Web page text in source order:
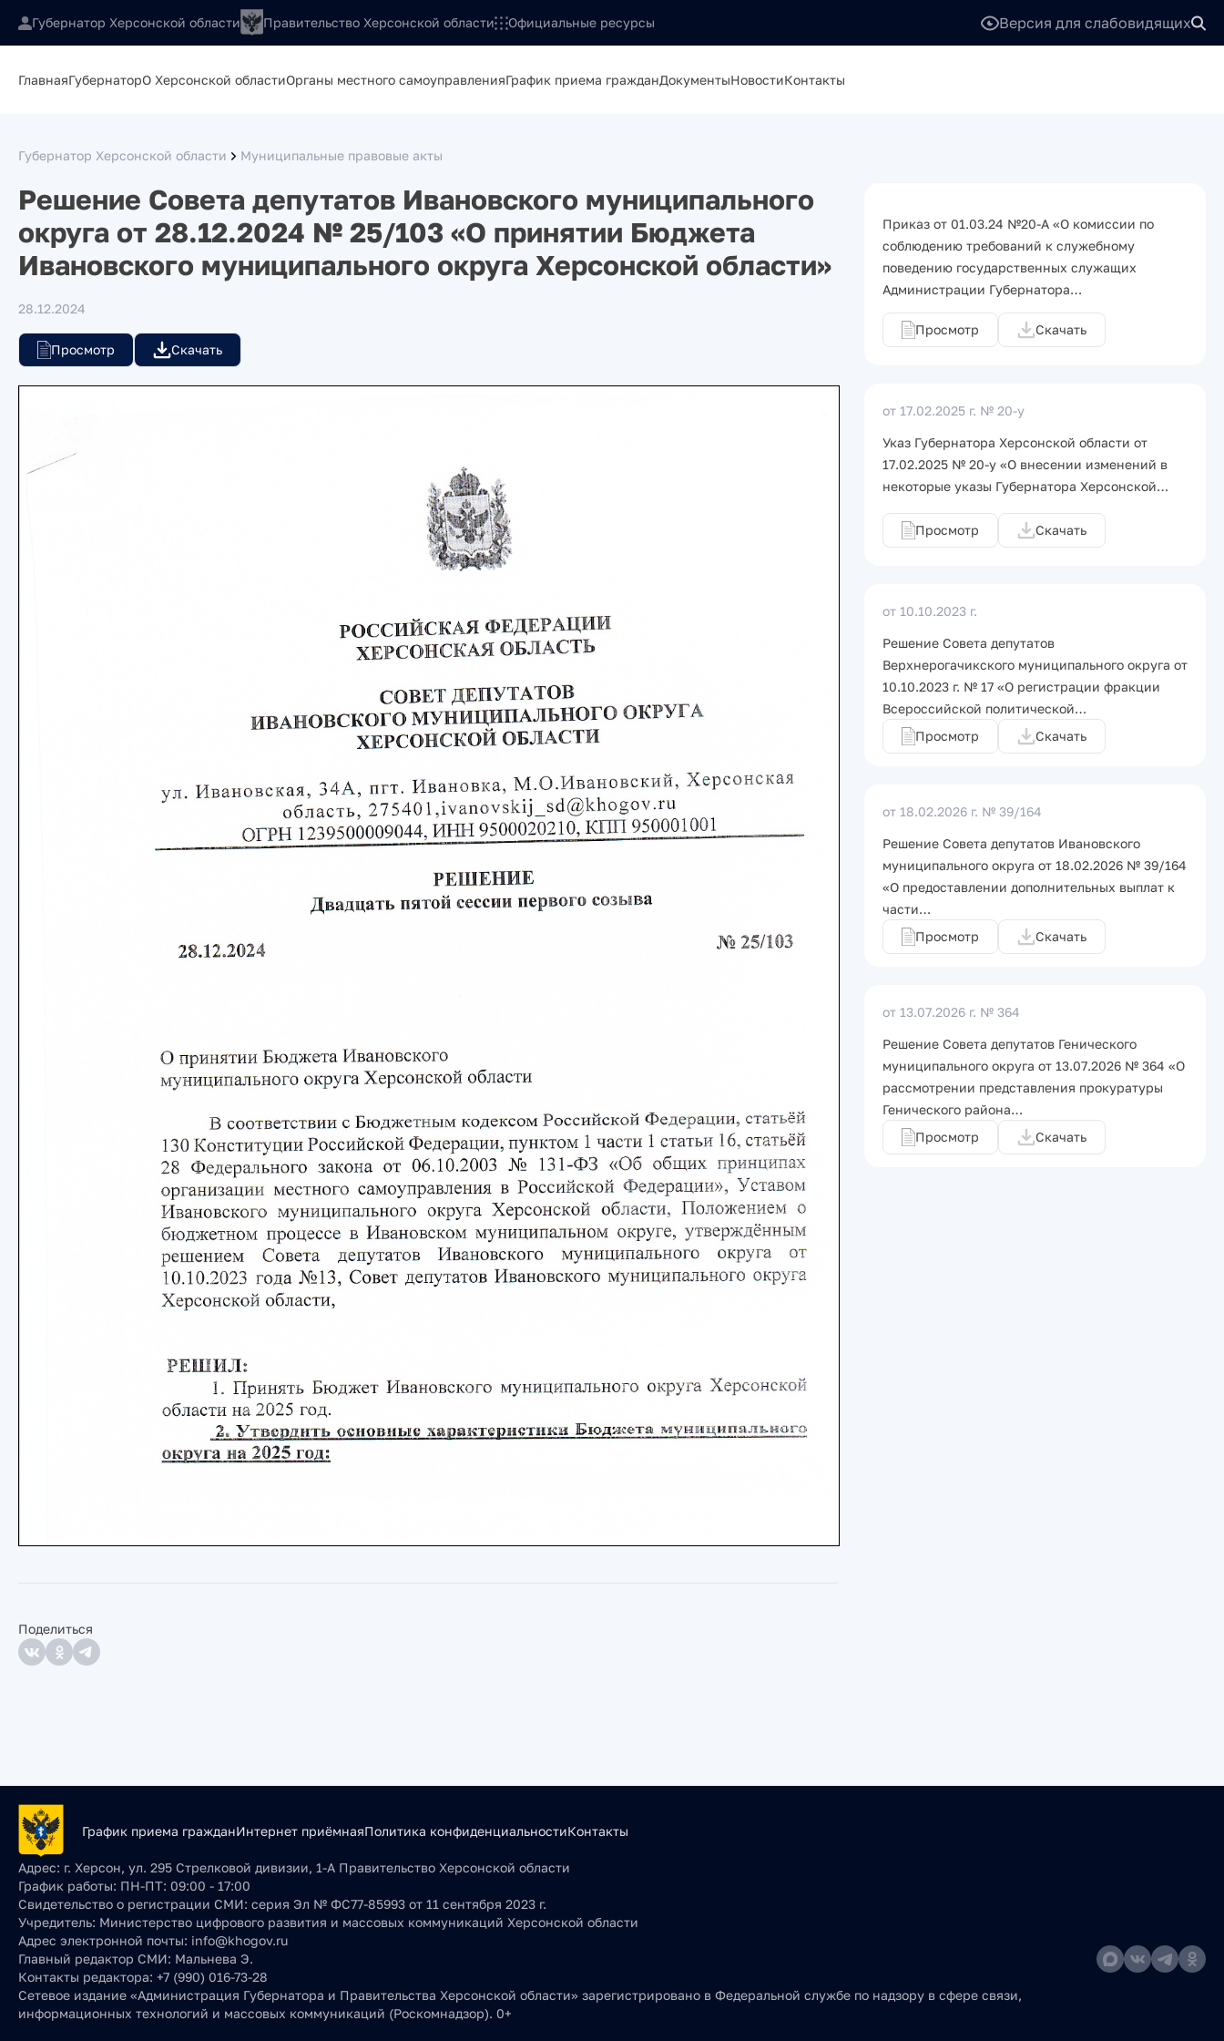
Губернатор Херсонской области Правительство Херсонской области Официальные ресурсы Версия для слабовидящих
ГлавнаяГубернаторО Херсонской областиОрганы местного самоуправленияГрафик приема гражданДокументыНовостиКонтакты
Губернатор Херсонской области Муниципальные правовые акты
Решение Совета депутатов Ивановского муниципального
округа от 28.12.2024 № 25/103 «О принятии Бюджета
Ивановского муниципального округа Херсонской области»
28.12.2024
Просмотр Скачать
Поделиться
Приказ от 01.03.24 №20-А «О комиссии по
соблюдению требований к служебному
поведению государственных служащих
Администрации Губернатора…
Просмотр Скачать
от 17.02.2025 г. № 20-у
Указ Губернатора Херсонской области от
17.02.2025 № 20-у «О внесении изменений в
некоторые указы Губернатора Херсонской…
Просмотр Скачать
от 10.10.2023 г.
Решение Совета депутатов
Верхнерогачикского муниципального округа от
10.10.2023 г. № 17 «О регистрации фракции
Всероссийской политической…
Просмотр
Скачать
от 18.02.2026 г. № 39/164
Решение Совета депутатов Ивановского
муниципального округа от 18.02.2026 № 39/164
«О предоставлении дополнительных выплат к
части…
Просмотр
Скачать
от 13.07.2026 г. № 364
Решение Совета депутатов Генического
муниципального округа от 13.07.2026 № 364 «О
рассмотрении представления прокуратуры
Генического района…
Просмотр
Скачать
График приема гражданИнтернет приёмнаяПолитика конфиденциальностиКонтакты
Адрес: г. Херсон, ул. 295 Стрелковой дивизии, 1-А Правительство Херсонской области
График работы: ПН-ПТ: 09:00 - 17:00
Свидетельство о регистрации СМИ: серия Эл № ФС77-85993 от 11 сентября 2023 г.
Учредитель: Министерство цифрового развития и массовых коммуникаций Херсонской области
Адрес электронной почты: info@khogov.ru
Главный редактор СМИ: Мальнева Э.
Контакты редактора: +7 (990) 016-73-28
Сетевое издание «Администрация Губернатора и Правительства Херсонской области» зарегистрировано в Федеральной службе по надзору в сфере связи,
информационных технологий и массовых коммуникаций (Роскомнадзор). 0+